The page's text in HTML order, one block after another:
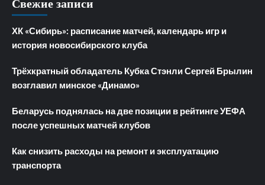
Свежие записи
ХК «Сибирь»: расписание матчей, календарь игр и
история новосибирского клуба
Трёхкратный обладатель Кубка Стэнли Сергей Брылин
возглавил минское «Динамо»
Беларусь поднялась на две позиции в рейтинге УЕФА
после успешных матчей клубов
Как снизить расходы на ремонт и эксплуатацию
транспорта